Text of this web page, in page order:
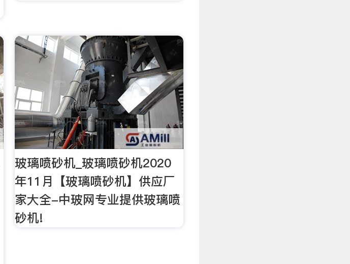
玻璃喷砂机_玻璃喷砂机2020
年11月【玻璃喷砂机】供应厂
家大全-中玻网专业提供玻璃喷
砂机!